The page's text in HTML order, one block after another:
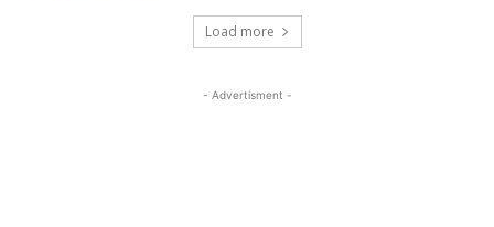
Load more
- Advertisment -